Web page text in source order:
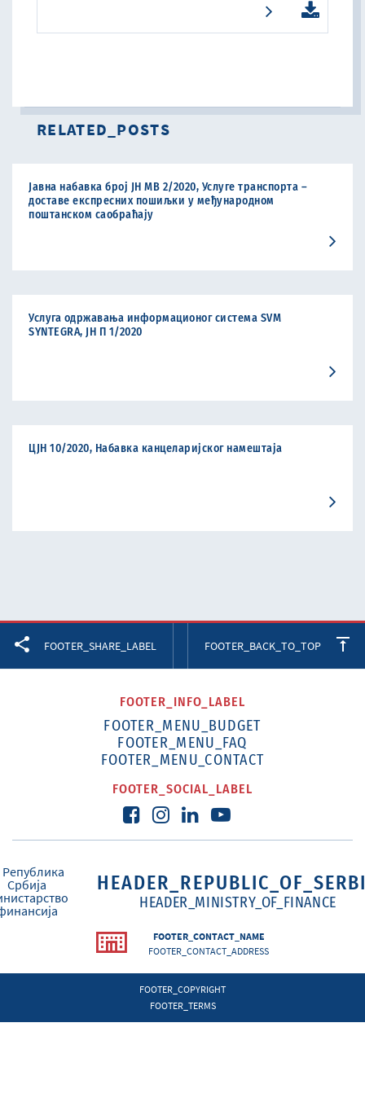
RELATED_POSTS
Jавна набавка број ЈН МВ 2/2020, Услуге транспорта –
доставе експресних пошиљки у међународном
поштанском саобраћају
Услуга одржавања информационог система SVM
SYNTEGRA, ЈН П 1/2020
ЦЈН 10/2020, Набавка канцеларијског намештаја
FOOTER_SHARE_LABEL FOOTER_BACK_TO_TOP
FOOTER_INFO_LABEL
FOOTER_MENU_BUDGET
FOOTER_MENU_FAQ
FOOTER_MENU_CONTACT
FOOTER_SOCIAL_LABEL
HEADER_MINISTRY_OF_FINANCE
FOOTER_CONTACT_NAME
FOOTER_CONTACT_ADDRESS
FOOTER_COPYRIGHT
FOOTER_TERMS